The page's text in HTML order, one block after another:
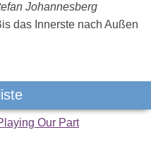
Johannesberg
das Innerste nach Außen
Our Part